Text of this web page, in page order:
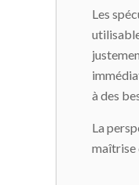
Les
à des
La
maîtrise